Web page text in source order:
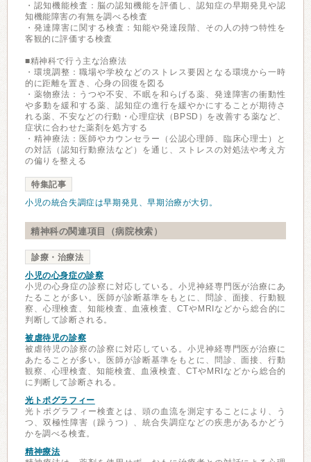
・認知機能検査：脳の認知機能を評価し、認知症の早期発見や認
知機能障害の有無を調べる検査
・発達障害に関する検査：知能や発達段階、その人の持つ特性を
客観的に評価する検査
■精神科で行う主な治療法
・環境調整：職場や学校などのストレス要因となる環境から一時
的に距離を置き、心身の回復を図る
・薬物療法：うつや不安、不眠を和らげる薬、発達障害の衝動性
や多動を緩和する薬、認知症の進行を緩やかにすることが期待さ
れる薬、不安などの行動・心理症状（BPSD）を改善する薬など、
症状に合わせた薬剤を処方する
・精神療法：医師やカウンセラー（公認心理師、臨床心理士）と
の対話（認知行動療法など）を通じ、ストレスの対処法や考え方
の偏りを整える
特集記事
小児の統合失調症は早期発見、早期治療が大切。
精神科の関連項目（病院検索）
診療・治療法
小児の心身症の診察
小児の心身症の診察に対応している。小児神経専門医が治療にあ
たることが多い。医師が診断基準をもとに、問診、面接、行動観
察、心理検査、知能検査、血液検査、CTやMRIなどから総合的に
判断して診断される。
被虐待児の診察
被虐待児の診察の診察に対応している。小児神経専門医が治療に
あたることが多い。医師が診断基準をもとに、問診、面接、行動
観察、心理検査、知能検査、血液検査、CTやMRIなどから総合的
に判断して診断される。
光トポグラフィー
光トポグラフィー検査とは、頭の血流を測定することにより、う
つ、双極性障害（躁うつ）、統合失調症などの疾患があるかどう
かを調べる検査。
精神療法